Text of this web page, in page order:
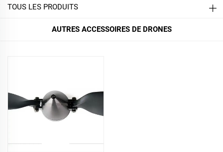
TOUS LES PRODUITS
AUTRES ACCESSOIRES DE DRONES